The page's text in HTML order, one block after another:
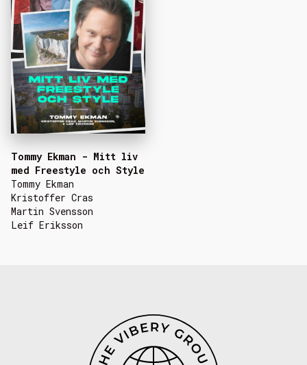
Tommy Ekman - Mitt liv
med Freestyle och Style
Tommy Ekman
Kristoffer Cras
Martin Svensson
Leif Eriksson